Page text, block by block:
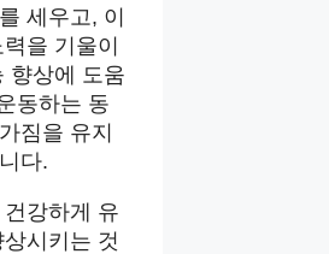
세우고, 이
을 기울이
향상에 도움
동하는 동
짐을 유지
다.
강하게 유
시키는 것